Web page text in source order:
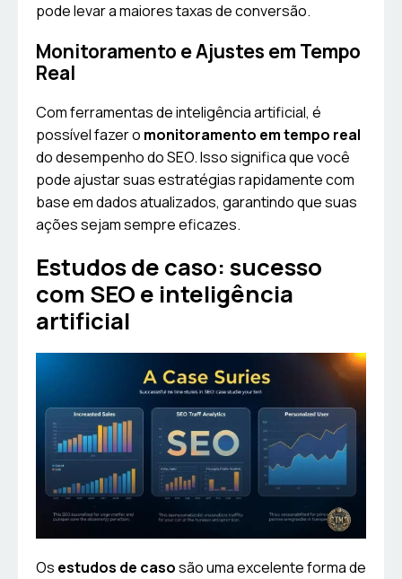
pode levar a maiores taxas de conversão.
Monitoramento e Ajustes em Tempo
Real
Com ferramentas de inteligência artificial, é
possível fazer o monitoramento em tempo real
do desempenho do SEO. Isso significa que você
pode ajustar suas estratégias rapidamente com
base em dados atualizados, garantindo que suas
ações sejam sempre eficazes.
Estudos de caso: sucesso
com SEO e inteligência
artificial
Os estudos de casosão uma excelente forma de